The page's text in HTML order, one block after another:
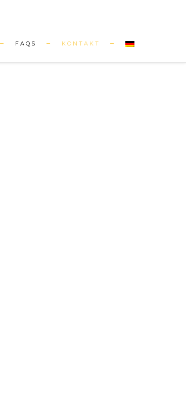
FAQS KONTAKT